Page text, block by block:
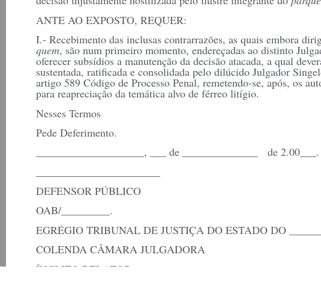
ANTE AO EXPOSTO, REQUER:
I.- Recebimento das inclusas contrarrazões, as quais embora
quem, são num primeiro momento, endereçadas ao distinto
oferecer subsídios a manutenção da decisão atacada, a qual
sustentada, ratificada e consolidada pelo dilúcido Julgador
artigo 589 Código de Processo Penal, remetendo-se, após, os
para reapreciação da temática alvo de férreo litígio.
Nesses Termos
Pede Deferimento.
____________________, ___ de ______________ de 2.00___.
DEFENSOR PÚBLICO
OAB/_________.
EGRÉGIO TRIBUNAL DE JUSTIÇA DO ESTADO DO
COLENDA CÂMARA JULGADORA
ÍNCLITO RELATOR